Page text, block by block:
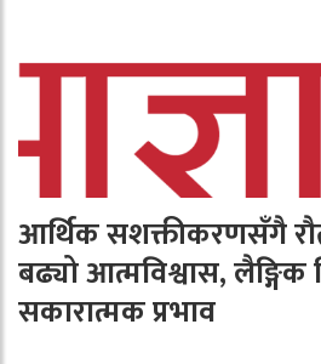
आर्थिक सशक्तीकरणसँगै
बढ्यो आत्मविश्वास,
सकारात्मक प्रभाव